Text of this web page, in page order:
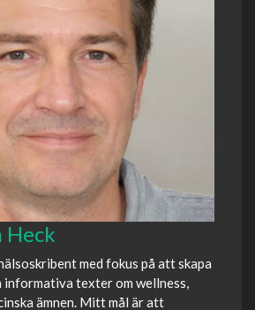
Heck
med fokus på att skapa
informativa texter om wellness,
ämnen. Mitt mål är att